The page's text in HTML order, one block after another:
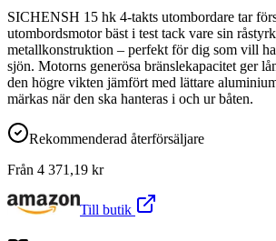
SICHENSH 15 hk 4-takts utombordare tar
utombordsmotor bäst i test tack vare sin
metallkonstruktion – perfekt för dig som vill
sjön. Motorns generösa bränslekapacitet ger
den högre vikten jämfört med lättare
märkas när den ska hanteras i och ur båten.
Rekommenderad återförsäljare
Från 4 371,19 kr
Till butik